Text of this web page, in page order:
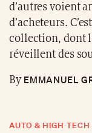
d’autres voient
d’acheteurs.
collection, dont
réveillent des
ByEMMANUEL
AUTO & HIGH TECH